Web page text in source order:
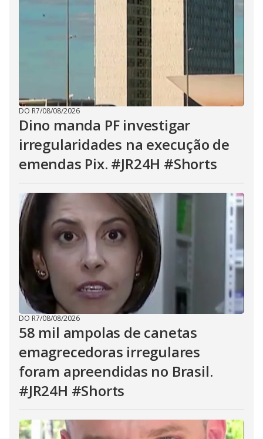
DO R7/08/08/2026
Dino manda PF investigar
irregularidades na execução de
emendas Pix. #JR24H #Shorts
DO R7/08/08/2026
58 mil ampolas de canetas
emagrecedoras irregulares
foram apreendidas no Brasil.
#JR24H #Shorts